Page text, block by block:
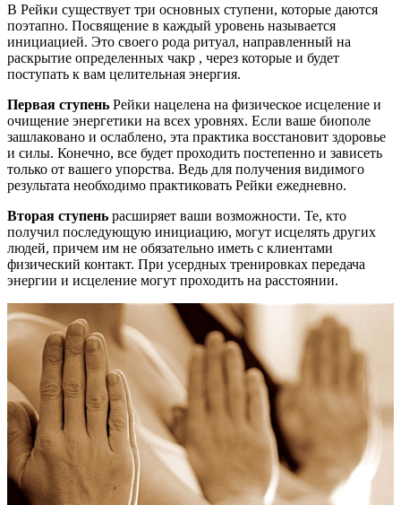
В Рейки существует три основных ступени, которые даются
поэтапно. Посвящение в каждый уровень называется
инициацией. Это своего рода ритуал, направленный на
раскрытие определенных чакр , через которые и будет
поступать к вам целительная энергия.
Первая ступень Рейки нацелена на физическое исцеление и
очищение энергетики на всех уровнях. Если ваше биополе
зашлаковано и ослаблено, эта практика восстановит здоровье
и силы. Конечно, все будет проходить постепенно и зависеть
только от вашего упорства. Ведь для получения видимого
результата необходимо практиковать Рейки ежедневно.
Вторая ступень расширяет ваши возможности. Те, кто
получил последующую инициацию, могут исцелять других
людей, причем им не обязательно иметь с клиентами
физический контакт. При усердных тренировках передача
энергии и исцеление могут проходить на расстоянии.